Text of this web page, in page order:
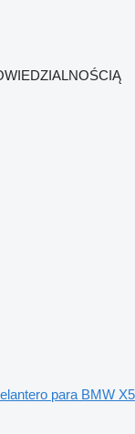
para BMW X5